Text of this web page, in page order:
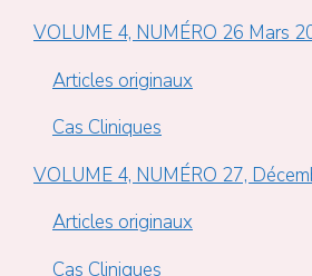
VOLUME 4, NUMÉRO 26 Mars
Articles originaux
Cas Cliniques
VOLUME 4, NUMÉRO 27,
Articles originaux
Cas Cliniques